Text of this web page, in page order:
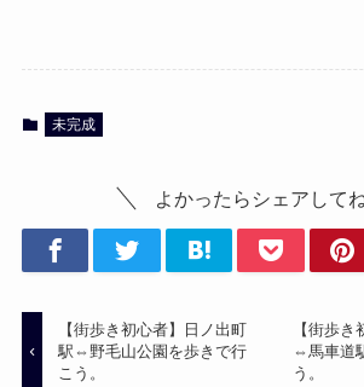
未完成
よかったらシェアしてね
【街歩き初心者】日ノ出町
駅⇔野毛山公園を歩きで行
こう。
【街歩
⇔馬車道
う。